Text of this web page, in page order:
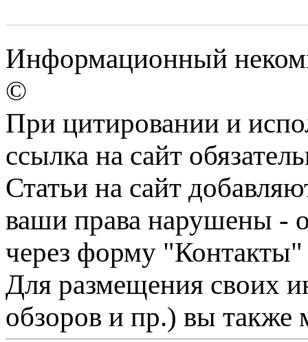
Информационный
©
При цитировании и
ссылка на сайт
Статьи на сайт
ваши права нарушены -
через форму "Контакты"
Для размещения своих
обзоров и пр.) вы также